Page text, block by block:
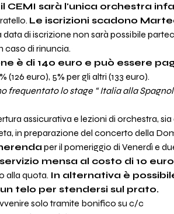
il CEMI sarà l'unica orchestra
Le iscrizioni scadono
di iscrizione non sarà possibile
caso di rinuncia.
è di 140 euro e può essere
euro), 5% per gli altri (133 euro).
frequentato lo stage “ Italia alla
assicurativa e lezioni di orchestra, sia
in preparazione del concerto della
per il pomeriggio di Venerdì e
servizio mensa al costo di 10 euro
alla quota. In alternativa è
telo per stendersi sul prato.
solo tramite bonifico su c/c